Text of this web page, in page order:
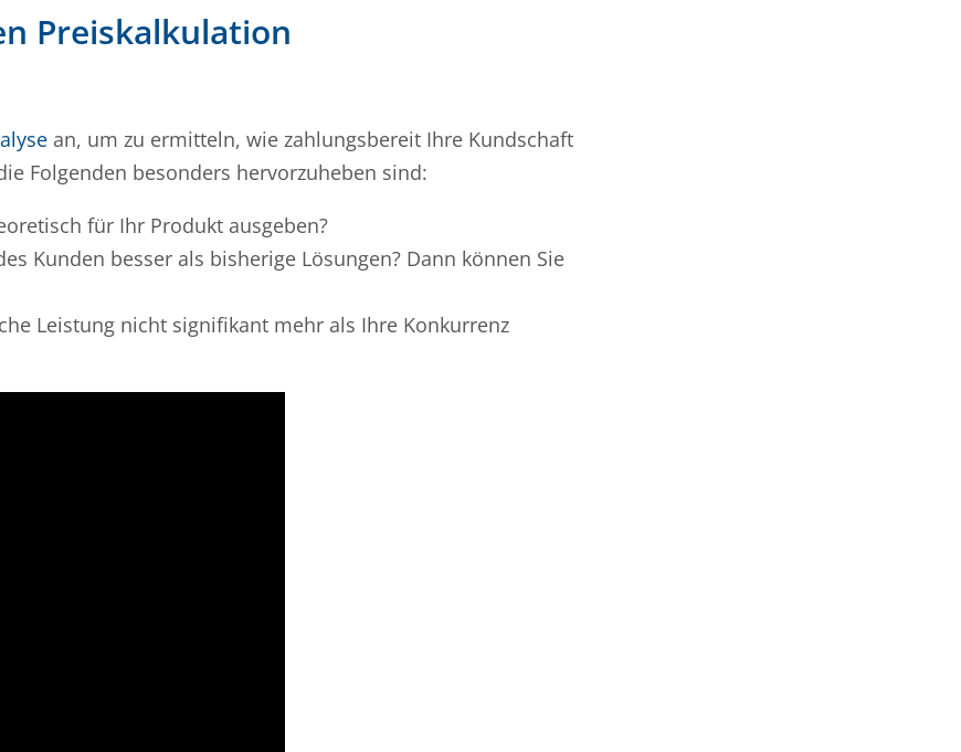
Preiskalkulation
an, um zu ermitteln, wie zahlungsbereit Ihre Kundschaft
Folgenden besonders hervorzuheben sind:
für Ihr Produkt ausgeben?
Kunden besser als bisherige Lösungen? Dann können Sie
Leistung nicht signifikant mehr als Ihre Konkurrenz